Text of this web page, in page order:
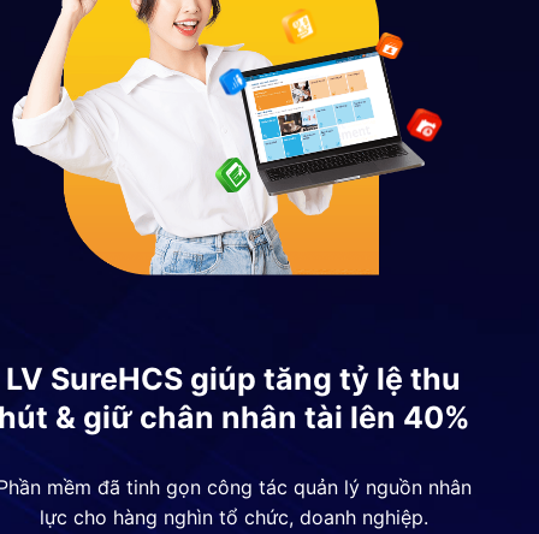
LV SureHCS giúp tăng tỷ lệ thu
& giữ chân nhân tài lên 40%
mềm đã tinh gọn công tác quản lý nguồn nhân
lực cho hàng nghìn tổ chức, doanh nghiệp.